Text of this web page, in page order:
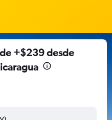
+$239 desde